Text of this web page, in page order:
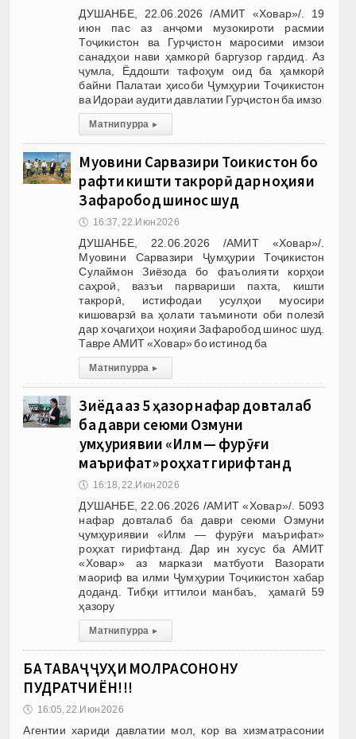
ДУШАНБЕ, 22.06.2026 /АМИТ «Ховар»/. 19
июн пас аз анҷоми музокироти расмии
Тоҷикистон ва Гурҷистон маросими имзои
санадҳои нави ҳамкорӣ баргузор гардид. Аз
ҷумла, Ёддошти тафоҳум оид ба ҳамкорӣ
байни Палатаи ҳисоби Ҷумҳурии Тоҷикистон
ва Идораи аудити давлатии Гурҷистон ба имзо
Матни пурра ▸
Муовини Сарвазири Тоҷикистон бо
рафти кишти такрорӣ дар ноҳияи
Зафаробод шинос шуд
🕔 16:37, 22.Июн 2026
ДУШАНБЕ, 22.06.2026 /АМИТ «Ховар»/.
Муовини Сарвазири Ҷумҳурии Тоҷикистон
Сулаймон Зиёзода бо фаъолияти корҳои
саҳроӣ, вазъи парвариши пахта, кишти
такрорӣ, истифодаи усулҳои муосири
кишоварзӣ ва ҳолати таъминоти оби полезӣ
дар хоҷагиҳои ноҳияи Зафаробод шинос шуд.
Тавре АМИТ «Ховар» бо истинод ба
Матни пурра ▸
Зиёда аз 5 ҳазор нафар довталаб
ба даври сеюми Озмуни
ҷумҳуриявии «Илм — фурӯғи
маърифат» роҳхат гирифтанд
🕔 16:18, 22.Июн 2026
ДУШАНБЕ, 22.06.2026 /АМИТ «Ховар»/. 5093
нафар довталаб ба даври сеюми Озмуни
ҷумҳуриявии «Илм — фурӯғи маърифат»
роҳхат гирифтанд. Дар ин хусус ба АМИТ
«Ховар» аз маркази матбуоти Вазорати
маориф ва илми Ҷумҳурии Тоҷикистон хабар
доданд. Тибқи иттилои манбаъ, ҳамагӣ 59
ҳазору
Матни пурра ▸
БА ТАВАҶҶУҲИ МОЛРАСОНОНУ
ПУДРАТЧИЁН!!!
🕔 16:05, 22.Июн 2026
Агентии хариди давлатии мол, кор ва хизматрасонии